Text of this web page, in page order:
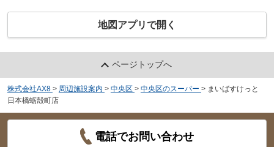
地図アプリで開く
ページトップへ
株式会社AX8 > 周辺施設案内 > 中央区 > 中央区のスーパー > まいばすけっと
日本橋蛎殻町店
電話でお問い合わせ